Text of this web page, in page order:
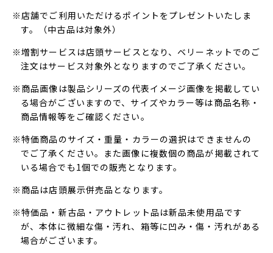
※店舗でご利用いただけるポイントをプレゼントいたしま
す。（中古品は対象外）
※増割サービスは店頭サービスとなり、ベリーネットでのご
注文はサービス対象外となりますのでご了承ください。
※商品画像は製品シリーズの代表イメージ画像を掲載してい
る場合がございますので、サイズやカラー等は商品名称・
商品情報等をご確認ください。
※特価商品のサイズ・重量・カラーの選択はできませんの
でご了承ください。また画像に複数個の商品が掲載されて
いる場合でも1個での販売となります。
※商品は店頭展示併売品となります。
※特価品・新古品・アウトレット品は新品未使用品です
が、本体に微細な傷・汚れ、箱等に凹み・傷・汚れがある
場合がございます。